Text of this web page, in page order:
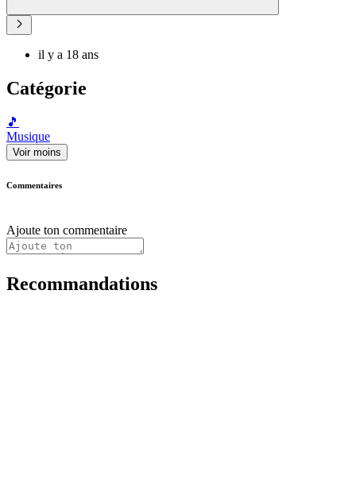
il y a 18 ans
Catégorie
🎵
Musique
Voir moins
Commentaires
Ajoute ton commentaire
Recommandations